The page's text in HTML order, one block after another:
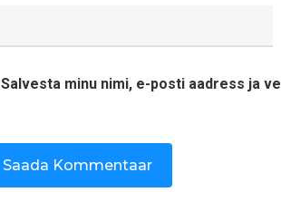
Salvesta minu nimi, e-posti aadress ja